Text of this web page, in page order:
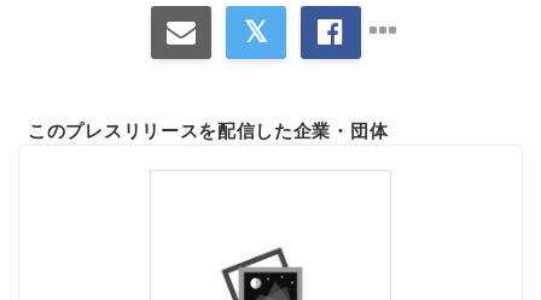
このプレスリリースを配信した企業・団体